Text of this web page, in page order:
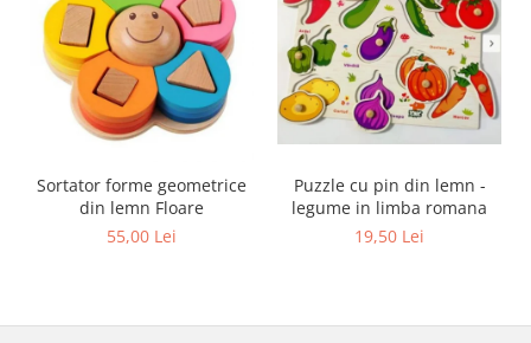
Sortator forme geometrice
din lemn Floare
55,00 Lei
Puzzle cu pin din lemn -
legume in limba romana
19,50 Lei